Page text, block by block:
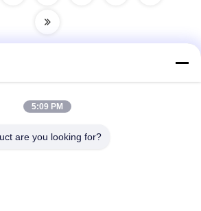
5:09 PM
are you looking for?